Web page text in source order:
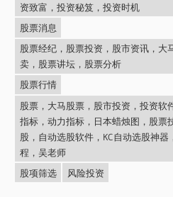
资致富，投资秘笈，投资时机
股票消息
股票经纪，股票投资，股市资讯，大
卖，股票讲坛，股票分析
股票行情
股票，大马股票，股市投资，投资软
指标，动力指标，日本蜡烛图，股票
股，自动选股软件，KC自动选股神
程，吴老师
股项筛选
风险投资